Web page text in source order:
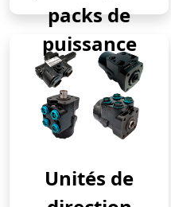
packs de
puissance
Unités de